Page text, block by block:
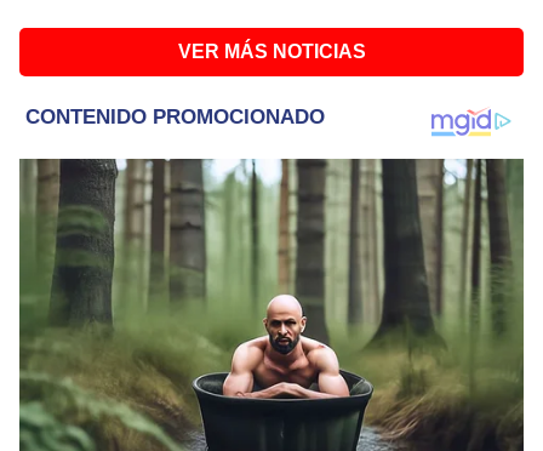
VER MÁS NOTICIAS